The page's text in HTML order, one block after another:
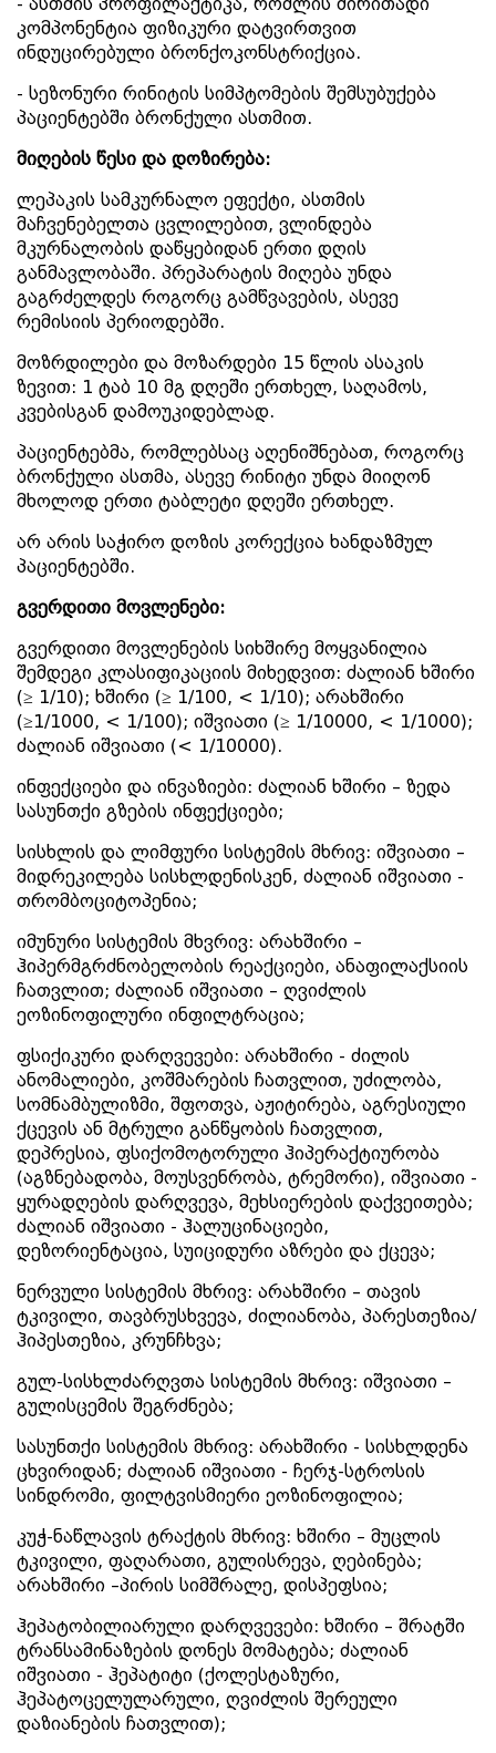
კომპონენტია ფიზიკური დატვირთვით
ინდუცირებული ბრონქოკონსტრიქცია.
- სეზონური რინიტის სიმპტომების შემსუბუქება
პაციენტებში ბრონქული ასთმით.
მიღების წესი და დოზირება:
ლეპაკის სამკურნალო ეფექტი, ასთმის
მაჩვენებელთა ცვლილებით, ვლინდება
მკურნალობის დაწყებიდან ერთი დღის
განმავლობაში. პრეპარატის მიღება უნდა
გაგრძელდეს როგორც გამწვავების, ასევე
რემისიის პერიოდებში.
მოზრდილები და მოზარდები 15 წლის ასაკის
ზევით: 1 ტაბ 10 მგ დღეში ერთხელ, საღამოს,
კვებისგან დამოუკიდებლად.
პაციენტებმა, რომლებსაც აღენიშნებათ, როგორც
ბრონქული ასთმა, ასევე რინიტი უნდა მიიღონ
მხოლოდ ერთი ტაბლეტი დღეში ერთხელ.
არ არის საჭირო დოზის კორექცია ხანდაზმულ
პაციენტებში.
გვერდითი მოვლენები:
გვერდითი მოვლენების სიხშირე მოყვანილია
შემდეგი კლასიფიკაციის მიხედვით: ძალიან ხშირი
(≥ 1/10); ხშირი (≥ 1/100, < 1/10); არახშირი
(≥1/1000, < 1/100); იშვიათი (≥ 1/10000, < 1/1000);
ძალიან იშვიათი (< 1/10000).
ინფექციები და ინვაზიები: ძალიან ხშირი – ზედა
სასუნთქი გზების ინფექციები;
სისხლის და ლიმფური სისტემის მხრივ: იშვიათი –
მიდრეკილება სისხლდენისკენ, ძალიან იშვიათი -
თრომბოციტოპენია;
იმუნური სისტემის მხვრივ: არახშირი –
ჰიპერმგრძნობელობის რეაქციები, ანაფილაქსიის
ჩათვლით; ძალიან იშვიათი – ღვიძლის
ეოზინოფილური ინფილტრაცია;
ფსიქიკური დარღვევები: არახშირი - ძილის
ანომალიები, კოშმარების ჩათვლით, უძილობა,
სომნამბულიზმი, შფოთვა, აჟიტირება, აგრესიული
ქცევის ან მტრული განწყობის ჩათვლით,
დეპრესია, ფსიქომოტორული ჰიპერაქტიურობა
(აგზნებადობა, მოუსვენრობა, ტრემორი), იშვიათი -
ყურადღების დარღვევა, მეხსიერების დაქვეითება;
ძალიან იშვიათი - ჰალუცინაციები,
დეზორიენტაცია, სუიციდური აზრები და ქცევა;
ნერვული სისტემის მხრივ: არახშირი – თავის
ტკივილი, თავბრუსხვევა, ძილიანობა, პარესთეზია/
ჰიპესთეზია, კრუნჩხვა;
გულ-სისხლძარღვთა სისტემის მხრივ: იშვიათი –
გულისცემის შეგრძნება;
სასუნთქი სისტემის მხრივ: არახშირი - სისხლდენა
ცხვირიდან; ძალიან იშვიათი - ჩერჯ-სტროსის
სინდრომი, ფილტვისმიერი ეოზინოფილია;
კუჭ-ნაწლავის ტრაქტის მხრივ: ხშირი – მუცლის
ტკივილი, ფაღარათი, გულისრევა, ღებინება;
არახშირი –პირის სიმშრალე, დისპეფსია;
ჰეპატობილიარული დარღვევები: ხშირი – შრატში
ტრანსამინაზების დონეს მომატება; ძალიან
იშვიათი - ჰეპატიტი (ქოლესტაზური,
ჰეპატოცელულარული, ღვიძლის შერეული
დაზიანების ჩათვლით);